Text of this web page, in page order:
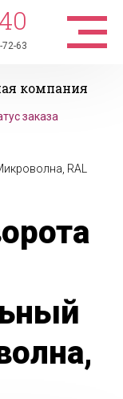
63
компания
заказа
RAL